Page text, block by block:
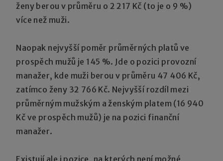
ženy berou v průměru o 2 217 Kč (to je o 9 %)
více než muži.
Naopak nejvyšší poměr průměrných platů ve
prospěch mužů je 145 %. Jde o pozici provozní
manažer, kde muži berou v průměru 47 406 Kč,
zatímco ženy 32 766 Kč. Nejvyšší rozdíl mezi
průměrným mužským a ženským platem (16 940
Kč ve prospěch mužů) je na pozici finanční
manažer.
Existují ale i pozice, na kterých není možné